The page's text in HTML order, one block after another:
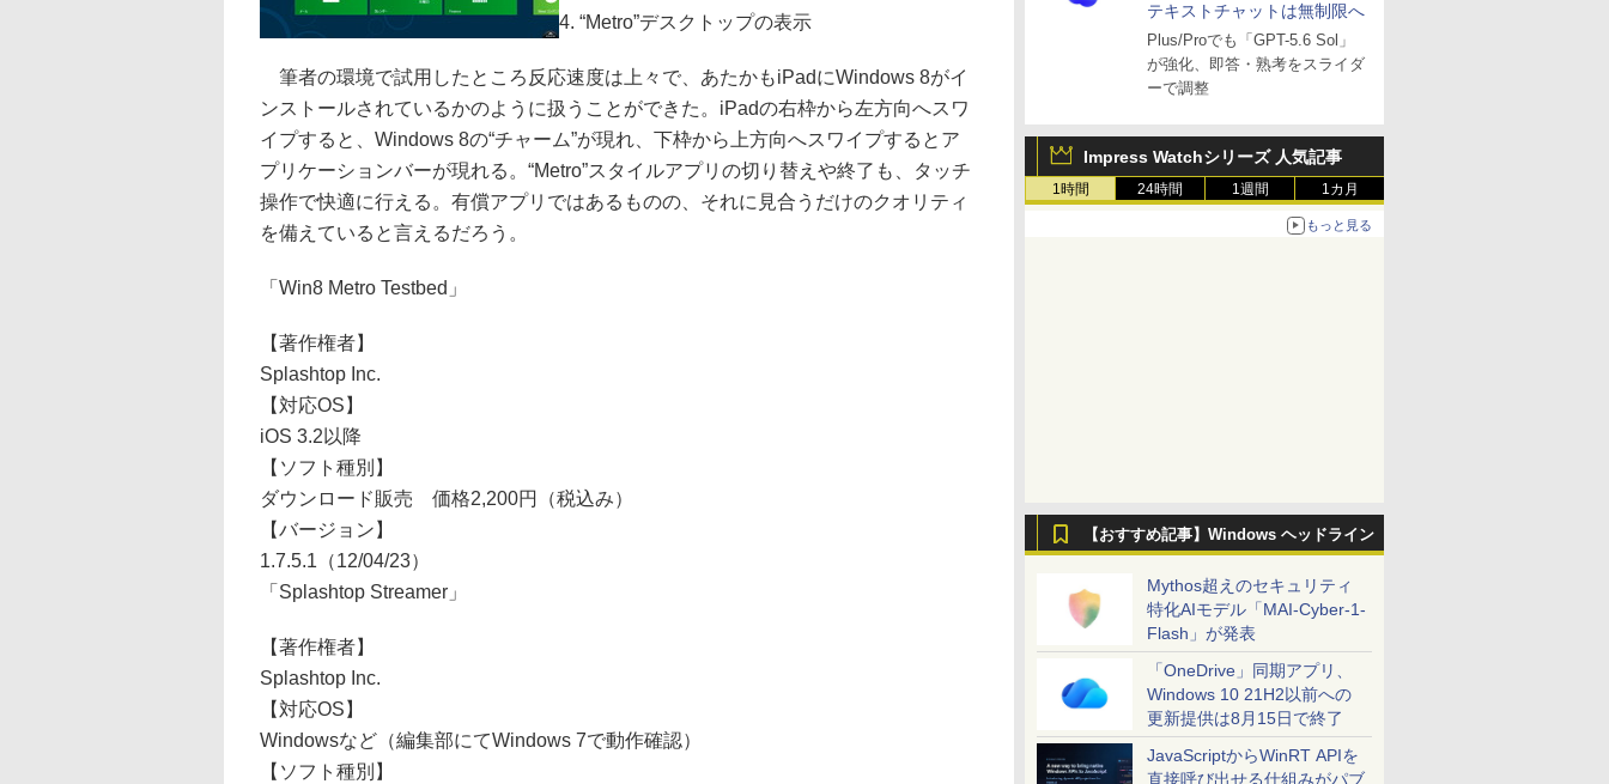
テキストチャットは無制限へ
Plus/Proでも「GPT-5.6 Sol」
が強化、即答・熟考をスライダ
ーで調整
Impress Watchシリーズ 人気記事
1時間 24時間 1週間 1カ月
もっと見る
【おすすめ記事】Windows ヘッドライン
Mythos超えのセキュリティ
特化AIモデル「MAI-Cyber-1-
Flash」が発表
「OneDrive」同期アプリ、
Windows 10 21H2以前への
更新提供は8月15日で終了
JavaScriptからWinRT APIを
直接呼び出せる仕組みがパブ
4. “Metro”デスクトップの表示
筆者の環境で試用したところ反応速度は上々で、あたかもiPadにWindows 8がイ
ンストールされているかのように扱うことができた。iPadの右枠から左方向へスワ
イプすると、Windows 8の“チャーム”が現れ、下枠から上方向へスワイプするとア
プリケーションバーが現れる。“Metro”スタイルアプリの切り替えや終了も、タッチ
操作で快適に行える。有償アプリではあるものの、それに見合うだけのクオリティ
を備えていると言えるだろう。
「Win8 Metro Testbed」
【著作権者】
Splashtop Inc.
【対応OS】
iOS 3.2以降
【ソフト種別】
ダウンロード販売 価格2,200円（税込み）
【バージョン】
1.7.5.1（12/04/23）
「Splashtop Streamer」
【著作権者】
Splashtop Inc.
【対応OS】
Windowsなど（編集部にてWindows 7で動作確認）
【ソフト種別】